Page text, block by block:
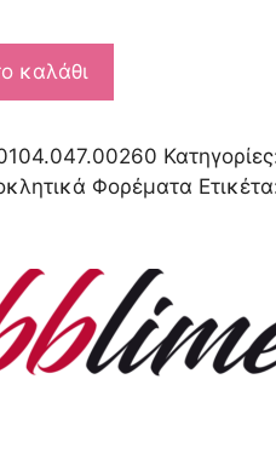
καλάθι
Φορέματα